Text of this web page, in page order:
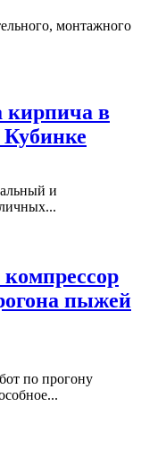
монтажного
кирпича в
и
пыжей
по прогону